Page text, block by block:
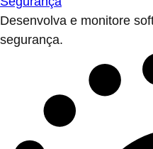
Desenvolva e monitore
segurança.